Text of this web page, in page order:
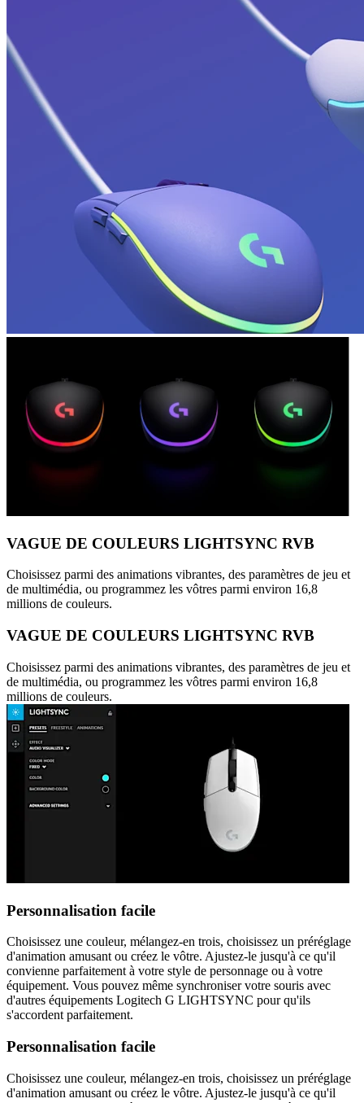
VAGUE DE COULEURS LIGHTSYNC RVB
Choisissez parmi des animations vibrantes, des paramètres de jeu et
de multimédia, ou programmez les vôtres parmi environ 16,8
millions de couleurs.
VAGUE DE COULEURS LIGHTSYNC RVB
Choisissez parmi des animations vibrantes, des paramètres de jeu et
de multimédia, ou programmez les vôtres parmi environ 16,8
millions de couleurs.
Personnalisation facile
Choisissez une couleur, mélangez-en trois, choisissez un préréglage
d'animation amusant ou créez le vôtre. Ajustez-le jusqu'à ce qu'il
convienne parfaitement à votre style de personnage ou à votre
équipement. Vous pouvez même synchroniser votre souris avec
d'autres équipements Logitech G LIGHTSYNC pour qu'ils
s'accordent parfaitement.
Personnalisation facile
Choisissez une couleur, mélangez-en trois, choisissez un préréglage
d'animation amusant ou créez le vôtre. Ajustez-le jusqu'à ce qu'il